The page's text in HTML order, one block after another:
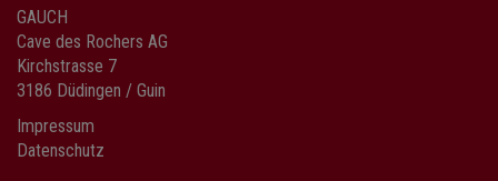
GAUCH
Cave des Rochers AG
Kirchstrasse 7
3186 Düdingen / Guin
Impressum
Datenschutz